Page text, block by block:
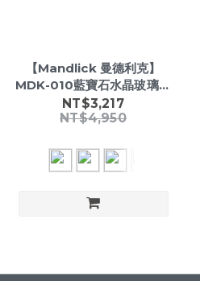
【Mandlick 曼德利克】
MDK-010藍寶石水晶玻璃防
水30米3年電池 時尚腕錶
NT$3,217
NT$4,950